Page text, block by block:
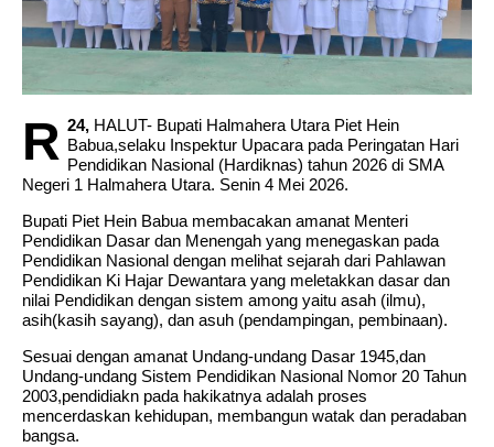
R 24, HALUT- Bupati Halmahera Utara Piet Hein
Babua,selaku Inspektur Upacara pada Peringatan Hari
Pendidikan Nasional (Hardiknas) tahun 2026 di SMA
Negeri 1 Halmahera Utara. Senin 4 Mei 2026.
Bupati Piet Hein Babua membacakan amanat Menteri
Pendidikan Dasar dan Menengah yang menegaskan pada
Pendidikan Nasional dengan melihat sejarah dari Pahlawan
Pendidikan Ki Hajar Dewantara yang meletakkan dasar dan
nilai Pendidikan dengan sistem among yaitu asah (ilmu),
asih(kasih sayang), dan asuh (pendampingan, pembinaan).
Sesuai dengan amanat Undang-undang Dasar 1945,dan
Undang-undang Sistem Pendidikan Nasional Nomor 20 Tahun
2003,pendidiakn pada hakikatnya adalah proses
mencerdaskan kehidupan, membangun watak dan peradaban
bangsa.